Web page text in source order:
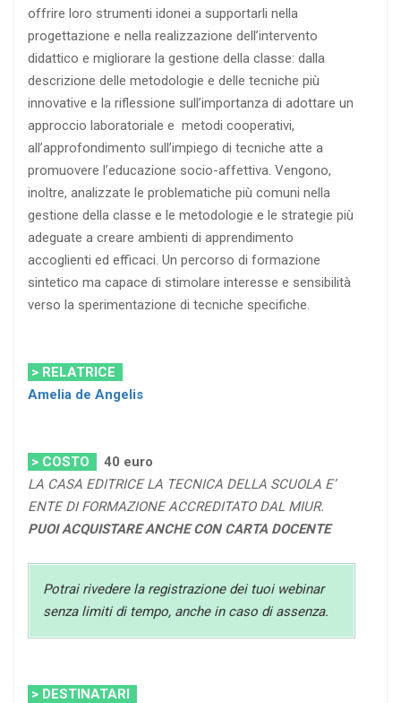
offrire loro strumenti idonei a supportarli nella
progettazione e nella realizzazione dell’intervento
didattico e migliorare la gestione della classe: dalla
descrizione delle metodologie e delle tecniche più
innovative e la riflessione sull’importanza di adottare un
approccio laboratoriale e metodi cooperativi,
all’approfondimento sull’impiego di tecniche atte a
promuovere l’educazione socio-affettiva. Vengono,
inoltre, analizzate le problematiche più comuni nella
gestione della classe e le metodologie e le strategie più
adeguate a creare ambienti di apprendimento
accoglienti ed efficaci. Un percorso di formazione
sintetico ma capace di stimolare interesse e sensibilità
verso la sperimentazione di tecniche specifiche.
> RELATRICE
Amelia de Angelis
> COSTO 40 euro
LA CASA EDITRICE LA TECNICA DELLA SCUOLA E’
ENTE DI FORMAZIONE ACCREDITATO DAL MIUR.
PUOI ACQUISTARE ANCHE CON CARTA DOCENTE
Potrai rivedere la registrazione dei tuoi webinar
senza limiti di tempo, anche in caso di assenza.
> DESTINATARI